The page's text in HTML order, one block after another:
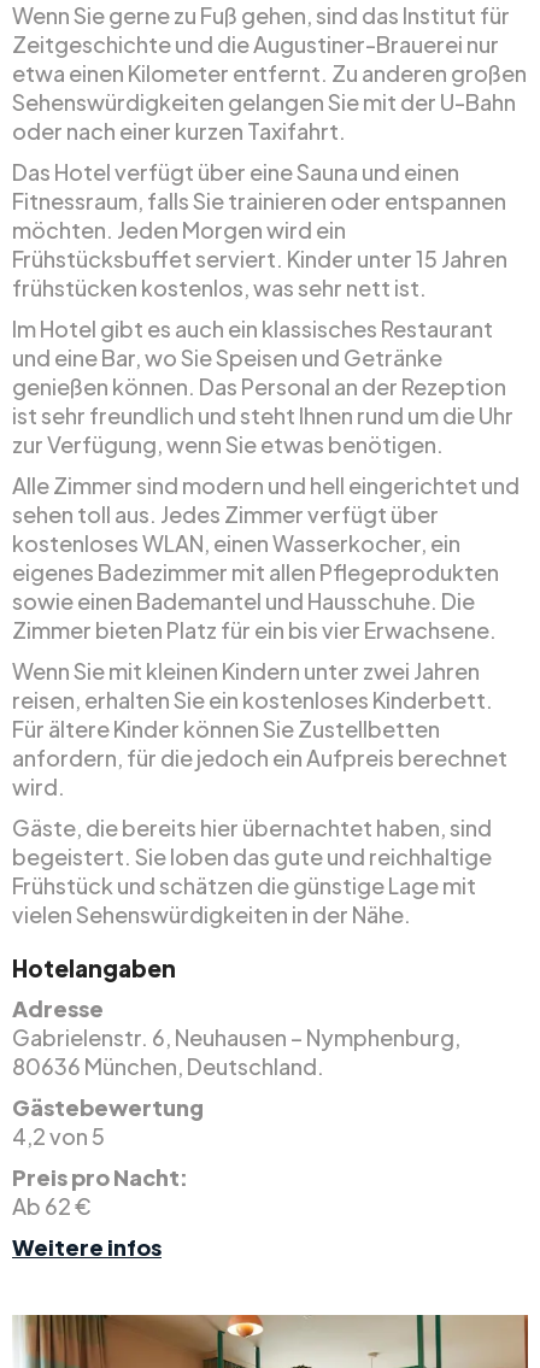
Wenn Sie gerne zu Fuß gehen, sind das Institut für
Zeitgeschichte und die Augustiner-Brauerei nur
etwa einen Kilometer entfernt. Zu anderen großen
Sehenswürdigkeiten gelangen Sie mit der U-Bahn
oder nach einer kurzen Taxifahrt.
Das Hotel verfügt über eine Sauna und einen
Fitnessraum, falls Sie trainieren oder entspannen
möchten. Jeden Morgen wird ein
Frühstücksbuffet serviert. Kinder unter 15 Jahren
frühstücken kostenlos, was sehr nett ist.
Im Hotel gibt es auch ein klassisches Restaurant
und eine Bar, wo Sie Speisen und Getränke
genießen können. Das Personal an der Rezeption
ist sehr freundlich und steht Ihnen rund um die Uhr
zur Verfügung, wenn Sie etwas benötigen.
Alle Zimmer sind modern und hell eingerichtet und
sehen toll aus. Jedes Zimmer verfügt über
kostenloses WLAN, einen Wasserkocher, ein
eigenes Badezimmer mit allen Pflegeprodukten
sowie einen Bademantel und Hausschuhe. Die
Zimmer bieten Platz für ein bis vier Erwachsene.
Wenn Sie mit kleinen Kindern unter zwei Jahren
reisen, erhalten Sie ein kostenloses Kinderbett.
Für ältere Kinder können Sie Zustellbetten
anfordern, für die jedoch ein Aufpreis berechnet
wird.
Gäste, die bereits hier übernachtet haben, sind
begeistert. Sie loben das gute und reichhaltige
Frühstück und schätzen die günstige Lage mit
vielen Sehenswürdigkeiten in der Nähe.
Hotelangaben
Adresse
Gabrielenstr. 6, Neuhausen – Nymphenburg,
80636 München, Deutschland.
Gästebewertung
4,2 von 5
Preis pro Nacht:
Ab 62 €
Weitere infos